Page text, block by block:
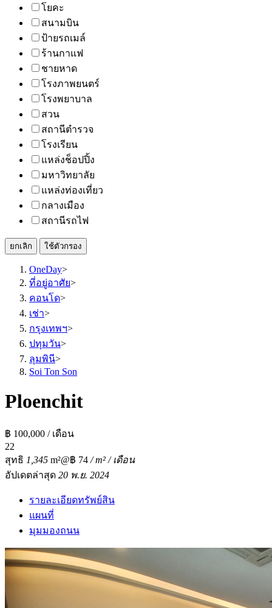
โยคะ
สนามบิน
ป้ายรถเมล์
ร้านกาแฟ
ชายหาด
โรงภาพยนตร์
โรงพยาบาล
สวน
สถานีตำรวจ
โรงเรียน
แหล่งช็อปปิ้ง
มหาวิทยาลัย
แหล่งท่องเที่ยว
กลางเมือง
สถานีรถไฟ
ยกเลิก ใช้ตัวกรอง
OneDay>
ที่อยู่อาศัย>
คอนโด>
เช่า>
กรุงเทพฯ>
ปทุมวัน>
ลุมพินี>
Soi Ton Son
Ploenchit
฿ 100,000 / เดือน
22
สุทธิ 1,345 m²@฿ 74 / m² / เดือน
อัปเดตล่าสุด 20 พ.ย. 2024
รายละเอียดทรัพย์สิน
แผนที่
มุมมองถนน